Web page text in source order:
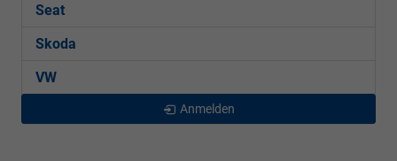
Seat
Skoda
VW
Anmelden